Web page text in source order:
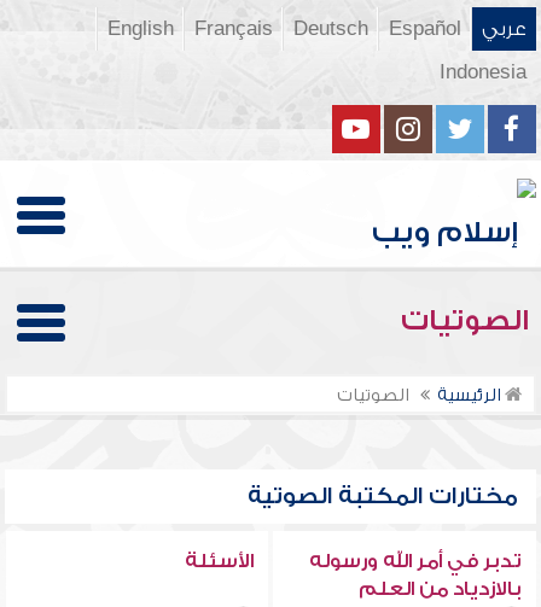
عربي Español
Deutsch
Français
English
Indonesia
الصوتيات
الرئيسية الصوتيات
مختارات المكتبة الصوتية
تدبر في أمر الله ورسوله
بالازدياد من العلم
الأسئلة